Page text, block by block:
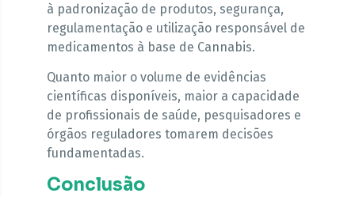
à padronização de produtos, segurança,
regulamentação e utilização responsável de
medicamentos à base de Cannabis.
Quanto maior o volume de evidências
científicas disponíveis, maior a capacidade
de profissionais de saúde, pesquisadores e
órgãos reguladores tomarem decisões
fundamentadas.
Conclusão